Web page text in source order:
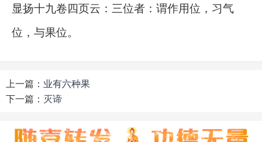
显扬十九卷四页云：三位者：谓作用位，习气
位，与果位。
上一篇： 业有六种果
下一篇： 灭谛